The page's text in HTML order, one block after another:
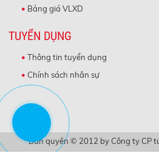
Bảng giá VLXD
TUYỂN DỤNG
Thông tin tuyển dụng
Chính sách nhân sự
Bản quyền © 2012 by Công ty CP